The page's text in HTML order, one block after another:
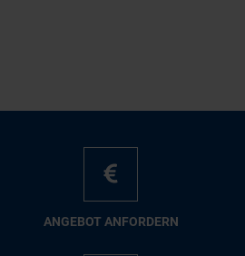
AN­GE­BOT AN­FOR­DERN